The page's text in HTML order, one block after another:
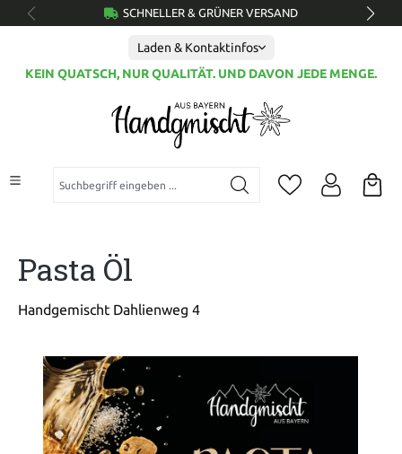
springen SCHNELLER & GRÜNER VERSAND
Laden & Kontaktinfos
KEIN QUATSCH, NUR QUALITÄT. UND DAVON JEDE MENGE.
Suchbegriff eingeben ...
Pasta Öl
Handgemischt Dahlienweg 4
Bildergalerie überspringen